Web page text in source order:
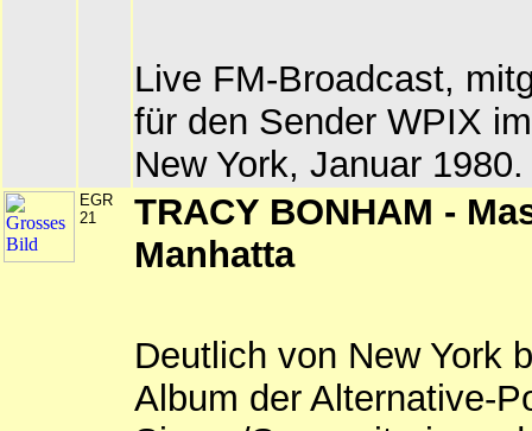
Live FM-Broadcast,
für den Sender WPIX
New York, Januar 1980.
EGR
21
TRACY BONHAM -
Manhatta
Deutlich von New York
Album der Alternative-